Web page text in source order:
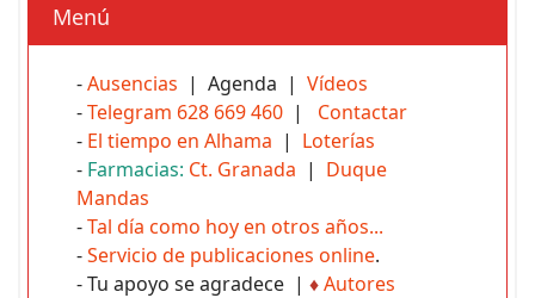
Menú
-Ausencias | Agenda | Vídeos
-Telegram 628 669 460 | Contactar
- El tiempo en Alhama | Loterías
- Farmacias: Ct. Granada | Duque
Mandas
-Tal día como hoy en otros años...
-Servicio de publicaciones online.
- Tu apoyo se agradece | ♦Autores